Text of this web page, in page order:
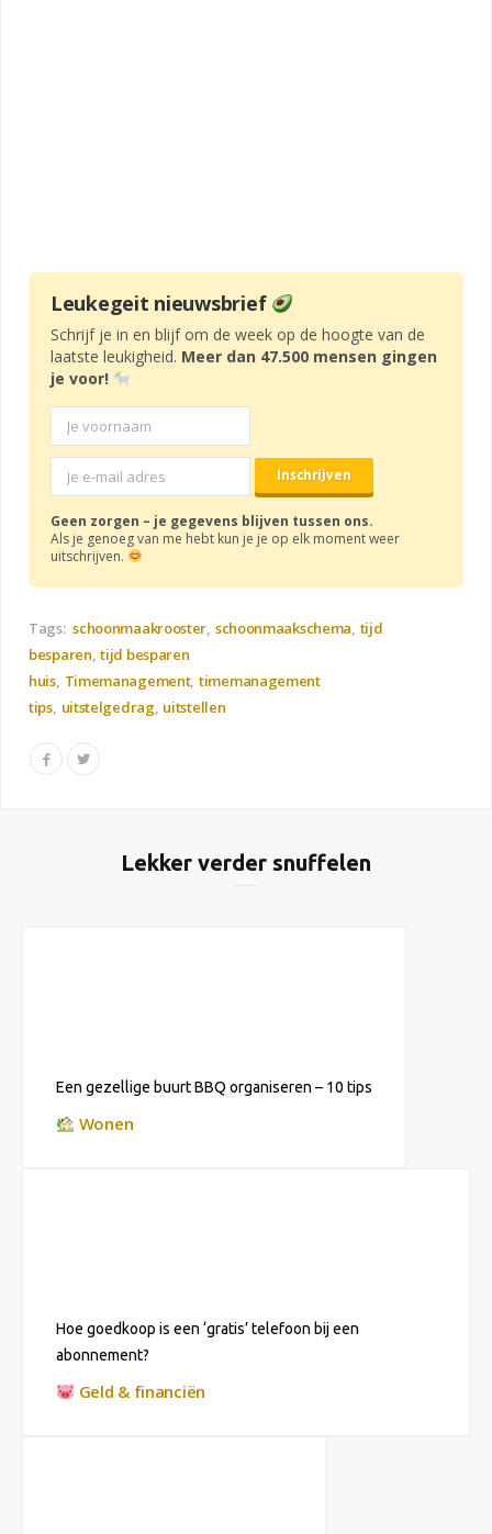
Leukegeit nieuwsbrief
Schrijf je in en blijf om de week op de hoogte van de
laatste leukigheid. Meer dan 47.500 mensen gingen
je voor!
Geen zorgen – je gegevens blijven tussen ons.
Als je genoeg van me hebt kun je je op elk moment weer
uitschrijven.
Tags: schoonmaakrooster schoonmaakschema tijd
besparen tijd besparen
huis Timemanagement timemanagement
tips uitstelgedrag uitstellen
Lekker verder snuffelen
Een gezellige buurt BBQ organiseren – 10 tips
Wonen
Hoe goedkoop is een ‘gratis’ telefoon bij een
abonnement?
Geld & financiën